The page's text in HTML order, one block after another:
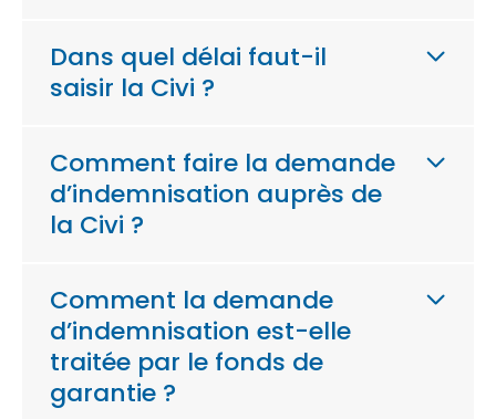
Dans quel délai faut-il
saisir la Civi ?
Comment faire la demande
d’indemnisation auprès de
la Civi ?
Comment la demande
d’indemnisation est-elle
traitée par le fonds de
garantie ?